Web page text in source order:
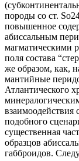
породы со ст.
повышенное
абиссальным
магматическими
поля состава
же образом, как,
мантийные
Атлантического
взаимоодействия
подобного
существенная
образцов
габброидов.